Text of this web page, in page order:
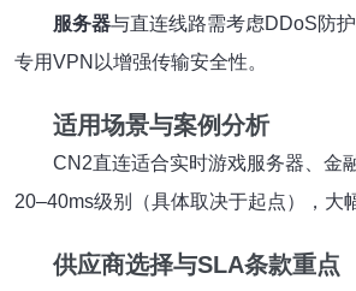
服务器与直连线路需考虑DDoS防
专用VPN以增强传输安全性。
适用场景与案例分析
CN2直连适合实时游戏服务器、金
20–40ms级别（具体取决于起点），大
供应商选择与SLA条款重点